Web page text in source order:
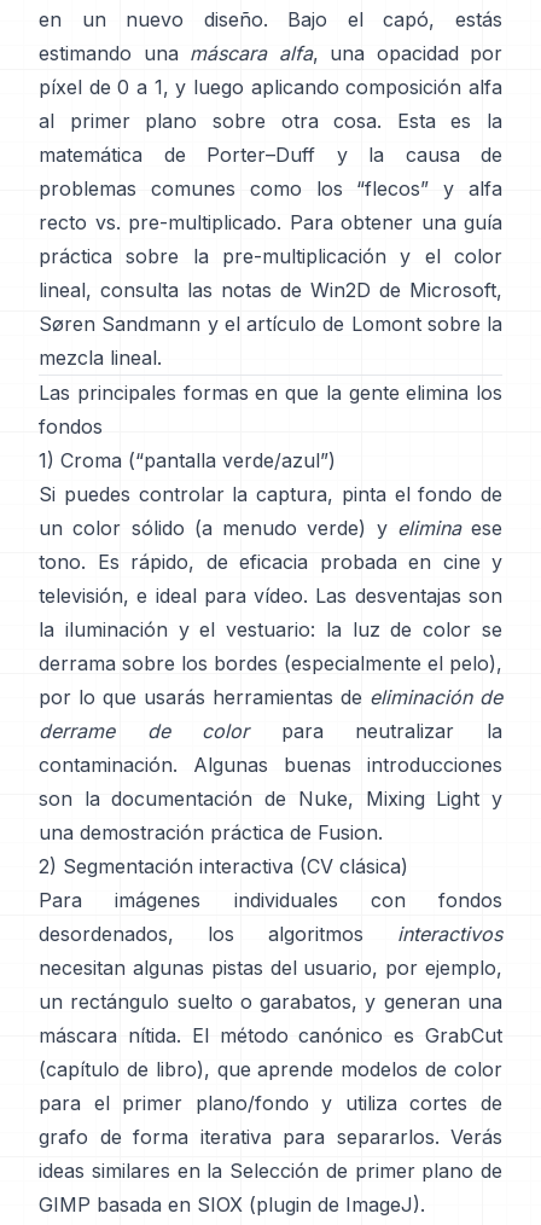
en un nuevo diseño. Bajo el capó, estás
estimando una máscara alfa, una opacidad por
píxel de 0 a 1, y luego aplicando composición alfa
al primer plano sobre otra cosa. Esta es la
matemática de Porter–Duff y la causa de
problemas comunes como los “flecos” y
alfa
recto vs. pre-multiplicado. Para obtener una guía
práctica sobre la pre-multiplicación y el color
lineal, consulta las notas de Win2D de Microsoft,
Søren Sandmann y el artículo de Lomont sobre la
mezcla lineal.
Las principales formas en que la gente elimina los
fondos
1) Croma (“pantalla verde/azul”)
Si puedes controlar la captura, pinta el fondo de
un color sólido (a menudo verde) y eliminaese
tono. Es rápido, de eficacia probada en cine y
televisión, e ideal para vídeo. Las desventajas son
la iluminación y el vestuario: la luz de color se
derrama sobre los bordes (especialmente el pelo),
por lo que usarás herramientas de eliminación de
derrame de colorpara neutralizar la
contaminación. Algunas buenas introducciones
son la documentación de Nuke, Mixing Light y
una demostración práctica de Fusion.
2) Segmentación interactiva (CV clásica)
Para imágenes individuales con fondos
desordenados, los algoritmos interactivos
necesitan algunas pistas del usuario, por ejemplo,
un rectángulo suelto o garabatos, y generan una
máscara nítida. El método canónico es GrabCut
(capítulo de libro), que aprende modelos de color
para el primer plano/fondo y utiliza cortes de
grafo de forma iterativa para separarlos. Verás
ideas similares en la Selección de primer plano de
GIMP basada en SIOX (plugin de ImageJ).